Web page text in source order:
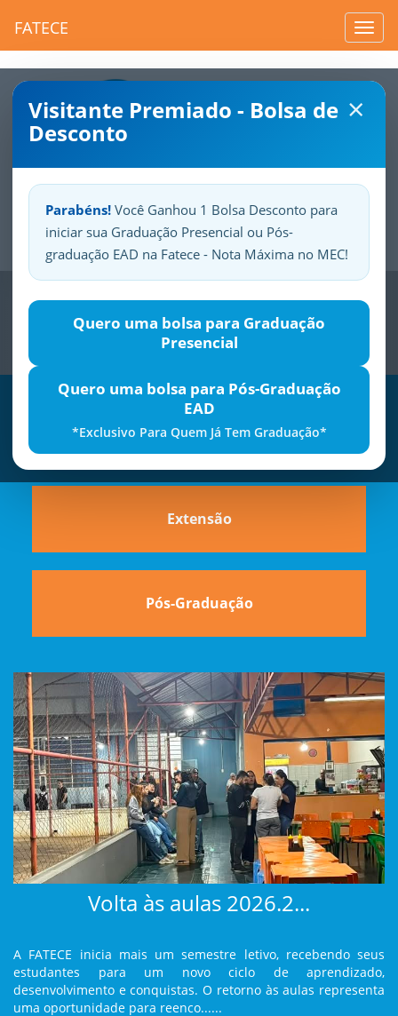
FATECE
×
Visitante Premiado - Bolsa de
Desconto
Parabéns! Você Ganhou 1 Bolsa Desconto para
iniciar sua Graduação Presencial ou Pós-
graduação EAD na Fatece - Nota Máxima no MEC!
Quero uma bolsa para Graduação
Presencial
Quero uma bolsa para Pós-Graduação
EAD
*Exclusivo Para Quem Já Tem Graduação*
SuaFatece.Seuorgulho.
Previous
Graduação
Extensão
Pós-Graduação
Volta às aulas 2026.2...
A FATECE inicia mais um semestre letivo, recebendo seus
estudantes para um novo ciclo de aprendizado,
desenvolvimento e conquistas. O retorno às aulas representa
uma oportunidade para reenco......